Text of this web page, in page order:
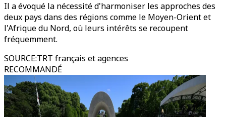
Il a évoqué la nécessité d'harmoniser les approches des
deux pays dans des régions comme le Moyen-Orient et
l'Afrique du Nord, où leurs intérêts se recoupent
fréquemment.
SOURCE:TRT français et agences
RECOMMANDÉ